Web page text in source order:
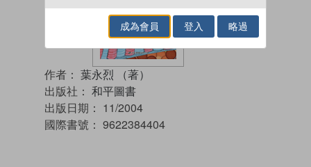
作者： 葉永烈 （著）
出版社： 和平圖書
出版日期： 11/2004
國際書號： 9622384404
成為會員 登入 略過